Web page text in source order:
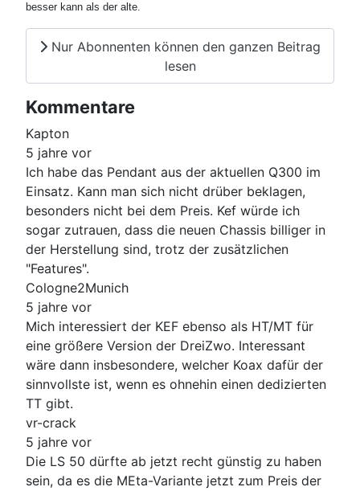
besser kann als der alte.
Nur Abonnenten können den ganzen Beitrag
lesen
Kommentare
Kapton
5 jahre vor
Ich habe das Pendant aus der aktuellen Q300 im
Einsatz. Kann man sich nicht drüber beklagen,
besonders nicht bei dem Preis. Kef würde ich
sogar zutrauen, dass die neuen Chassis billiger in
der Herstellung sind, trotz der zusätzlichen
"Features".
Cologne2Munich
5 jahre vor
Mich interessiert der KEF ebenso als HT/MT für
eine größere Version der DreiZwo. Interessant
wäre dann insbesondere, welcher Koax dafür der
sinnvollste ist, wenn es ohnehin einen dedizierten
TT gibt.
vr-crack
5 jahre vor
Die LS 50 dürfte ab jetzt recht günstig zu haben
sein, da es die MEta-Variante jetzt zum Preis der